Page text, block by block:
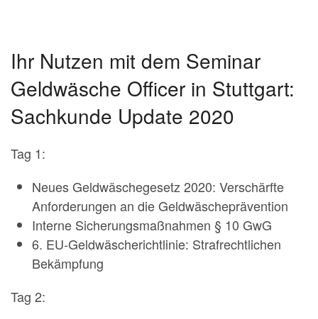
Ihr Nutzen mit dem Seminar
Geldwäsche Officer in Stuttgart:
Sachkunde Update 2020
Tag 1:
Neues Geldwäschegesetz 2020: Verschärfte
Anforderungen an die Geldwäscheprävention
Interne Sicherungsmaßnahmen § 10 GwG
6. EU-Geldwäscherichtlinie: Strafrechtlichen
Bekämpfung
Tag 2: